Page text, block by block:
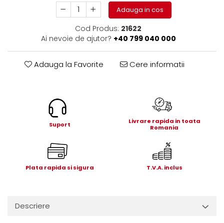
Motoare electrice si pompe
hidraulice
Role, bucse si bolturi
Bolturi, role si bucse
Cilindri si burdufe
Pompe si motoare electrice
Electrice
Adauga in cos
Cod Produs: 21622
Ai nevoie de ajutor? +40 799 040 000
Adauga la Favorite Cere informatii
Suport
Livrare rapida in toata
Romania
Plata rapida si sigura T.V.A. inclus
Descriere